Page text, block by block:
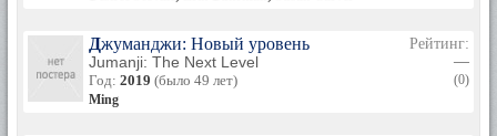
Джуманджи: Новый уровень
Jumanji: The Next Level
Год: 2019 (было 49 лет)
Ming
Рейтинг:
—
(0)